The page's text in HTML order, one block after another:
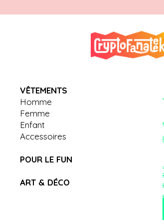
VÊTEMENTS
Homme
Femme
Enfant
Accessoires
POUR LE FUN
ART & DÉCO